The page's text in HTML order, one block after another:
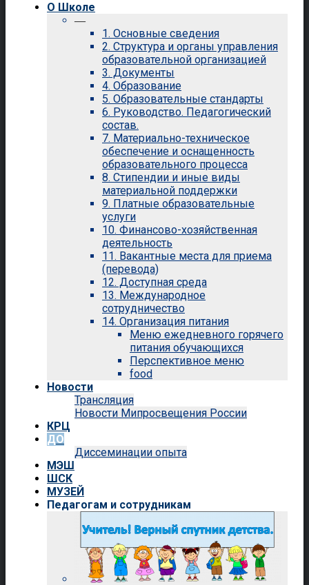
О Школе
—
1. Основные сведения
2. Структура и органы управления
образовательной организацией
3. Документы
4. Образование
5. Образовательные стандарты
6. Руководство. Педагогический
состав.
7. Материально-техническое
обеспечение и оснащенность
образовательного процесса
8. Стипендии и иные виды
материальной поддержки
9. Платные образовательные
услуги
10. Финансово-хозяйственная
деятельность
11. Вакантные места для приема
(перевода)
12. Доступная среда
13. Международное
сотрудничество
14. Организация питания
Меню ежедневного горячего
питания обучающихся
Перспективное меню
food
Новости
Трансляция
Новости Мипросвещения России
КРЦ
ДО
Диссеминации опыта
МЭШ
ШСК
МУЗЕЙ
Педагогам и сотрудникам